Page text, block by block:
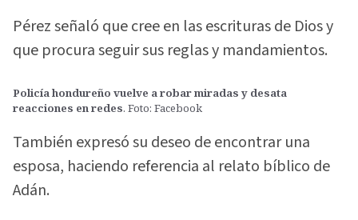
Pérez señaló que cree en las escrituras de Dios y
que procura seguir sus reglas y mandamientos.
Policía hondureño vuelve a robar miradas y desata
reacciones en redes. Foto: Facebook
También expresó su deseo de encontrar una
esposa, haciendo referencia al relato bíblico de
Adán.